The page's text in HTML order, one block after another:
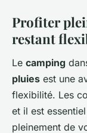
Profiter
restant
Le camping
pluies est une
flexibilité. Les
et il est
pleinement de